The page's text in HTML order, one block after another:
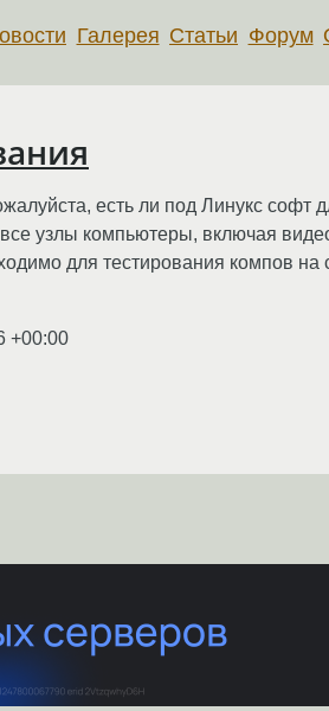
Галерея Статьи Форум
есть ли под Линукс софт
узлы компьютеры, включая
для тестирования компов
+00:00